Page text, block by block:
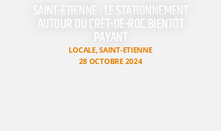
SAINT-ETIENNE : LE STATIONNEMENT
AUTOUR DU CRÊT-DE-ROC BIENTÔT
PAYANT
LOCALE,SAINT-ETIENNE
28 OCTOBRE 2024